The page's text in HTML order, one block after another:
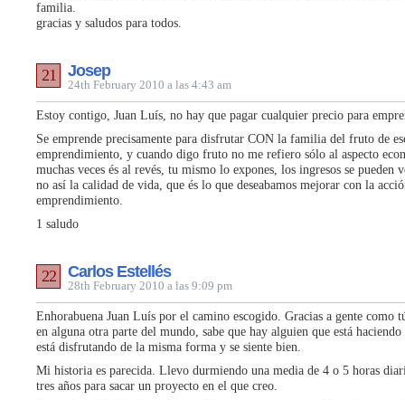
familia.
gracias y saludos para todos.
Josep
24th February 2010 a las 4:43 am
21
Estoy contigo, Juan Luís, no hay que pagar cualquier precio para
Se emprende precisamente para disfrutar CON la familia del fruto de
emprendimiento, y cuando digo fruto no me refiero sólo al aspecto
muchas veces és al revés, tu mismo lo expones, los ingresos se pueden
no así la calidad de vida, que és lo que deseabamos mejorar con la
emprendimiento.
1 saludo
Carlos Estellés
28th February 2010 a las 9:09 pm
22
Enhorabuena Juan Luís por el camino escogido. Gracias a gente como
en alguna otra parte del mundo, sabe que hay alguien que está
está disfrutando de la misma forma y se siente bien.
Mi historia es parecida. Llevo durmiendo una media de 4 o 5 horas
tres años para sacar un proyecto en el que creo.